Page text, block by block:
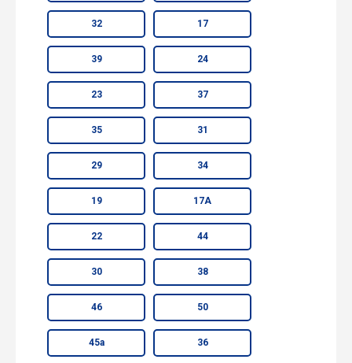
32 17
39 24
23 37
35 31
29 34
19 17А
22 44
30 38
46 50
45а 36